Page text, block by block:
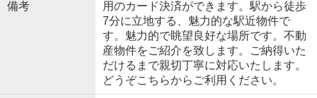
備考
用のカード決済ができます。駅から徒歩
7分に立地する、魅力的な駅近物件で
す。魅力的で眺望良好な場所です。不動
産物件をご紹介を致します。ご納得いた
だけるまで親切丁寧に対応いたします。
どうぞこちらからご利用ください。